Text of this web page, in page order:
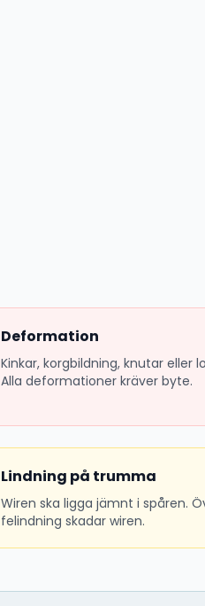
Deformation
Kinkar, korgbildning, knutar eller
Alla deformationer kräver byte.
Lindning på trumma
Wiren ska ligga jämnt i spåren.
felindning skadar wiren.